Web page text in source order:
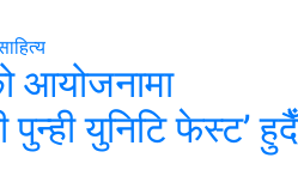
आयोजनामा
पुन्ही युनिटि फेस्ट’ हुदैँ